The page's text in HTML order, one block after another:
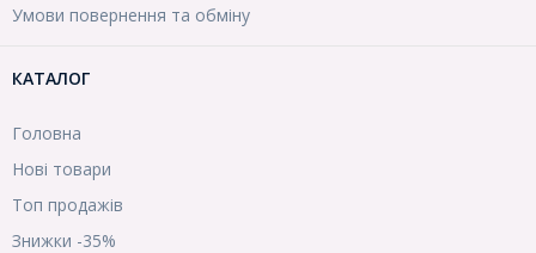
Умови повернення та обміну
КАТАЛОГ
Головна
Нові товари
Топ продажів
Знижки -35%